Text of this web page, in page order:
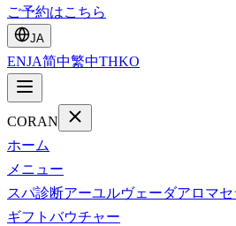
ご予約はこちら
JA
ENJA简中繁中THKO
CORAN
ホーム
メニュー
スパ診断アーユルヴェーダアロマ
ギフトバウチャー